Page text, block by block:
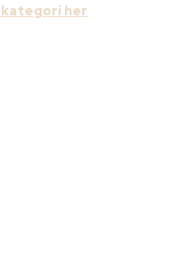
kategori her